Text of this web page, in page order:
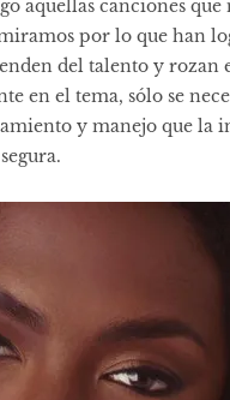
aquellas canciones
por lo que han
del talento y
en el tema, sólo se
y manejo que la